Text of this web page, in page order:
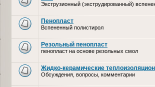
Экструзионный (экструдированный)
Пенопласт
Вспененный полистирол
Резольный пенопласт
пенопласт на основе резольных смол
Жидко-керамические
Обсуждения, вопросы, комментарии